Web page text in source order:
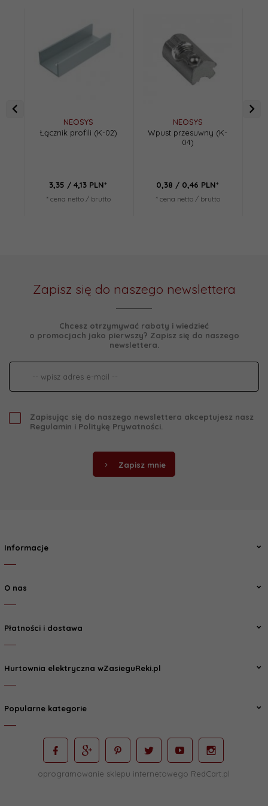
NEOSYS
Łącznik profili (K-02)
3,35 / 4,13 PLN*
* cena netto / brutto
NEOSYS
Wpust przesuwny (K-
04)
0,38 / 0,46 PLN*
* cena netto / brutto
Zapisz się do naszego newslettera
Chcesz otrzymywać rabaty i wiedzieć
o promocjach jako pierwszy? Zapisz się do naszego
newslettera.
Zapisując się do naszego newslettera akceptujesz nasz
Regulamin i Politykę Prywatności.
Zapisz mnie
Informacje
O nas
Płatności i dostawa
Hurtownia elektryczna wZasieguReki.pl
Popularne kategorie
oprogramowanie sklepu internetowego RedCart.pl